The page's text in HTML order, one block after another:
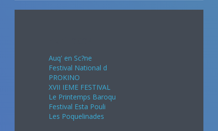
Auq' en Sc?ne
Festival National d
PROKINO
XVII IEME FESTIVAL
Le Printemps Baroqu
Festival Esta Pouli
Les Poquelinades